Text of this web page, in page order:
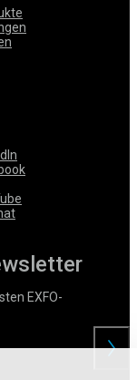
EXFO-